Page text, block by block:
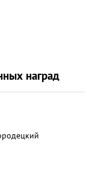
наград